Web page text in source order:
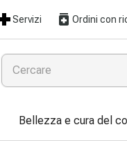
Servizi Ordini con
Bellezza e cura del